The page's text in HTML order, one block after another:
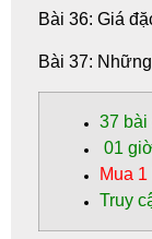
Bài 36: Giá
Bài 37:
37 bài
01
Mua
Truy